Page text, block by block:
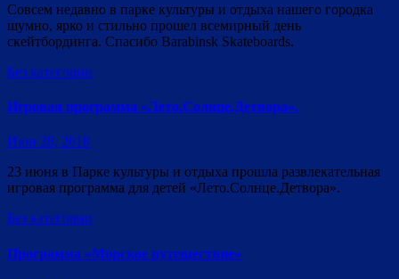
Совсем недавно в парке культуры и отдыха нашего городка
шумно, ярко и стильно прошел всемирный день
скейтбординга. Спасибо Barabinsk Skateboards.
Без категории
Игровая программа «Лето.Солнце.Детвора».
Июн 28, 2018
23 июня в Парке культуры и отдыха прошла развлекательная
игровая программа для детей «Лето.Солнце.Детвора».
Без категории
Программа «Морское путешествие»